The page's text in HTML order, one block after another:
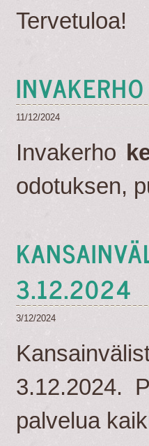
Tervetuloa!
11/12/2024
Invakerho
odotuksen,
3.12.2024
3/12/2024
3.12.2024.
palvelua